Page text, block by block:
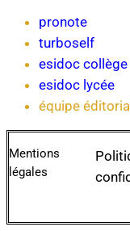
pronote
turboself
esidoc collège
esidoc lycée
équipe
Mentions
légales